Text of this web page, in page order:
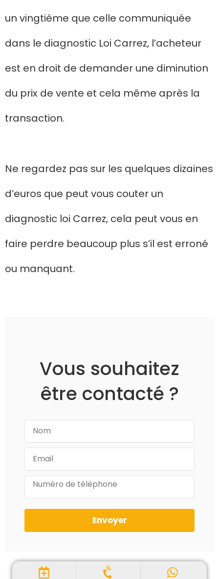
un vingtième que celle communiquée
dans le diagnostic Loi Carrez, l’acheteur
est en droit de demander une diminution
du prix de vente et cela même après la
transaction.
Ne regardez pas sur les quelques dizaines
d’euros que peut vous couter un
diagnostic loi Carrez, cela peut vous en
faire perdre beaucoup plus s’il est erroné
ou manquant.
Vous souhaitez
être contacté ?
Envoyer